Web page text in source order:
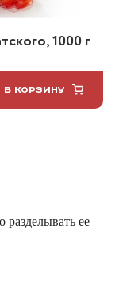
1000 г
В КОРЗИНУ
ее